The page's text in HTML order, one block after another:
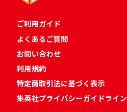
ご利用ガイド
よくあるご質問
お問い合わせ
利用規約
特定商取引法に基づく表示
集英社プライバシーガイドライン